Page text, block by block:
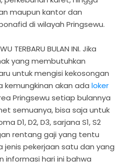
maupun kantor dan
di wilayah Pringsewu.
TERBARU BULAN INI. Jika
yang membutuhkan
untuk mengisi kekosongan
kemungkinan akan ada loker
Pringsewu setiap bulannya
semuanya, bisa saja untuk
D1, D2, D3, sarjana S1, S2
rentang gaji yang tentu
pekerjaan satu dan yang
informasi hari ini bahwa